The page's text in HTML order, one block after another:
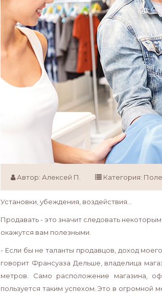
Автор: Алексей П. Категория:
Установки, убеждения, воздействия...
Продавать - это значит следовать
окажутся вам полезными.
- Если бы не таланты продавцов, доход
говорит Франсуаза Дельше, владелица
метров. Само расположение магазина,
пользуется таким успехом. Это в огромной